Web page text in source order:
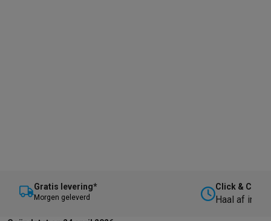
Gratis levering*
M orgen geleverd
Click &
Haal af in